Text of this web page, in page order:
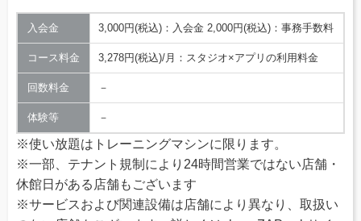
入会金 3,000円(税込)：入会金 2,000円(税込)：事務手数料
コース料金 3,278円(税込)/月：スタジオ×アプリの利用料金
回数料金 －
体験等 －
※使い放題はトレーニングマシンに限ります。
※一部、テナント規制により24時間営業ではない店舗・
休館日がある店舗もございます
※サービスおよび関連設備は店舗により異なり、取扱い